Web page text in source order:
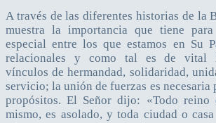
A través de las diferentes historias de la
muestra la importancia que tiene
especial entre los que estamos en Su
relacionales y como tal es de vital
vínculos de hermandad, solidaridad,
servicio; la unión de fuerzas es necesaria
propósitos. El Señor dijo: «Todo
mismo, es asolado, y toda ciudad o